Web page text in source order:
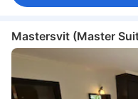
Mastersvit (Master